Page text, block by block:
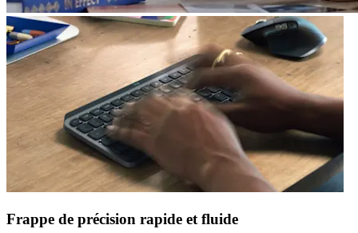
Frappe de précision rapide et fluide